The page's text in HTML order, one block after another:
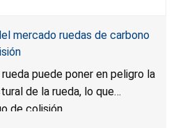
mercado ruedas de carbono
puede poner en peligro la
de la rueda, lo que
de colisión.